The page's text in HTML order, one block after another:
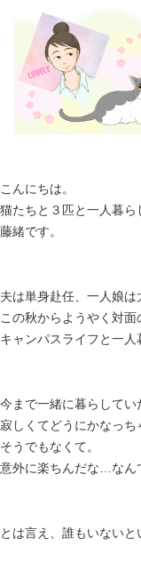
こんにちは。
猫たちと３匹と一人暮ら
藤緒です。
夫は単身赴任、一人娘は
この秋からようやく対面
キャンパスライフと一人
今まで一緒に暮らしてい
寂しくてどうにかなっ
そうでもなくて。
意外に楽ちんだな…なん
とは言え、誰もいないと